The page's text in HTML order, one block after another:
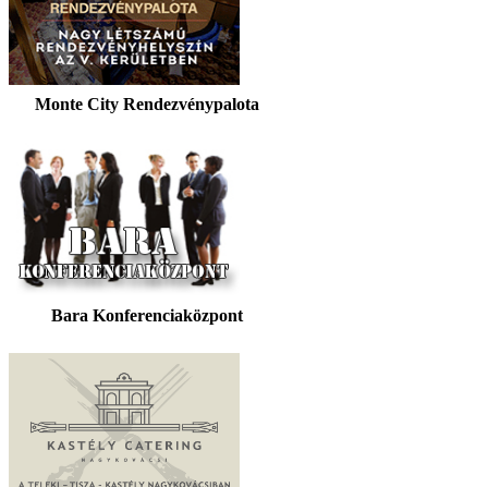
Monte City Rendezvénypalota
Bara Konferenciaközpont